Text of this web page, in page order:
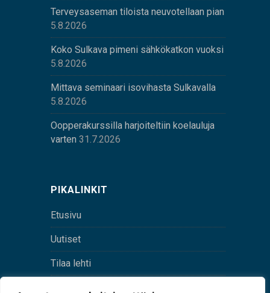
Terveysaseman tiloista neuvotellaan pian
5.8.2026
Koko Sulkava pimeni sähkökatkon vuoksi
5.8.2026
Mittava seminaari isovihasta Sulkavalla
5.8.2026
Oopperakurssilla harjoiteltiin koelauluja
varten 31.7.2026
PIKALINKIT
Etusivu
Uutiset
Tilaa lehti